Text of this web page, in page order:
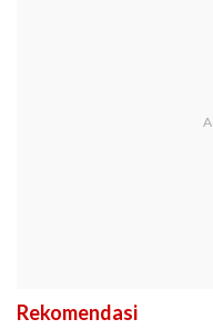
Rekomendasi